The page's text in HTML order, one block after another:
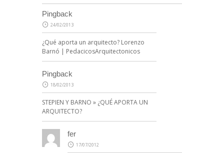
Pingback
24/02/2013
¿Qué aporta un arquitecto? Lorenzo
Barnó | PedacicosArquitectonicos
Pingback
18/02/2013
STEPIEN Y BARNO » ¿QUÉ APORTA UN
ARQUITECTO?
fer
17/07/2012